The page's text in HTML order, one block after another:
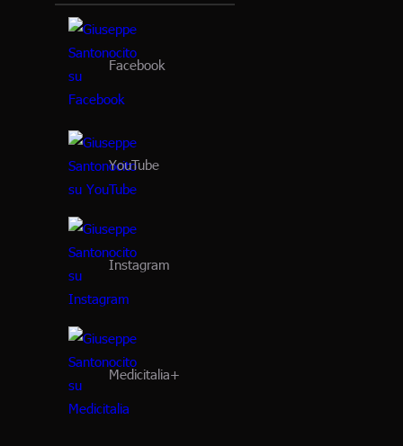
Facebook
YouTube
Instagram
Medicitalia+